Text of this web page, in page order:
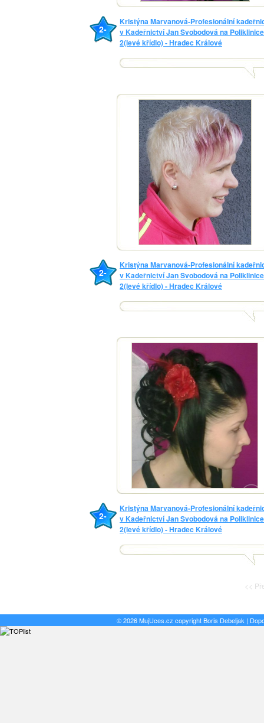
2-
Kristýna Marvanová-Profesionální
v Kadeřnictví Jan Svobodová na Poliklinice
2(levé křídlo) - Hradec Králové
2-
Kristýna Marvanová-Profesionální
v Kadeřnictví Jan Svobodová na Poliklinice
2(levé křídlo) - Hradec Králové
2-
Kristýna Marvanová-Profesionální
v Kadeřnictví Jan Svobodová na Poliklinice
2(levé křídlo) - Hradec Králové
<<
© 2026 MujUces.cz copyrightBoris Debeljak |